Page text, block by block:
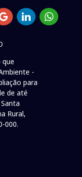
que
-
para
de até
Rural,
000.